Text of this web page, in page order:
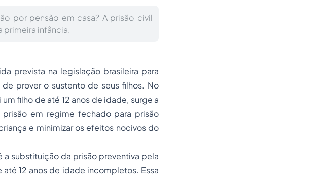
por pensão em casa? A prisão civil
infância.
prevista na legislação brasileira para
prover o sustento de seus filhos. No
filho de até 12 anos de idade, surge a
em regime fechado para prisão
e minimizar os efeitos nocivos do
a substituição da prisão preventiva pela
12 anos de idade incompletos. Essa